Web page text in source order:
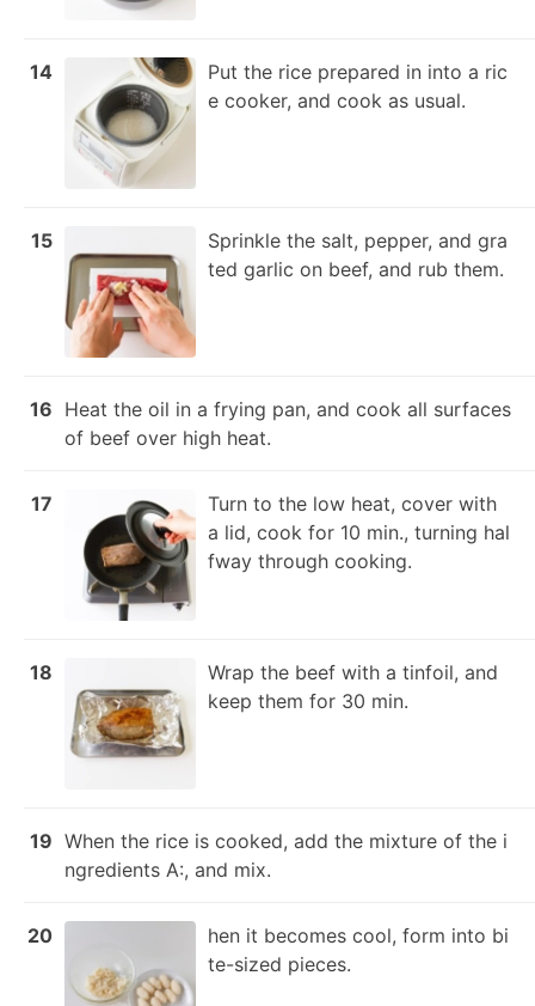
14
Put the rice prepared in into a ric
e cooker, and cook as usual.
15
Sprinkle the salt, pepper, and gra
ted garlic on beef, and rub them.
16 Heat the oil in a frying pan, and cook all surfaces
of beef over high heat.
17
Turn to the low heat, cover with
a lid, cook for 10 min., turning hal
fway through cooking.
18
Wrap the beef with a tinfoil, and
keep them for 30 min.
19 When the rice is cooked, add the mixture of the i
ngredients A:, and mix.
20
hen it becomes cool, form into bi
te-sized pieces.